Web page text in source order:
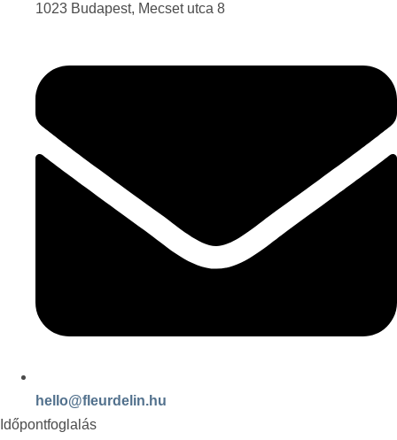
1023 Budapest, Mecset utca 8
hello@fleurdelin.hu
Időpontfoglalás